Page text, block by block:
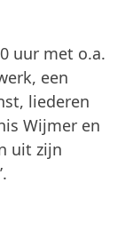
uur met o.a.
een
liederen
Wijmer en
uit zijn